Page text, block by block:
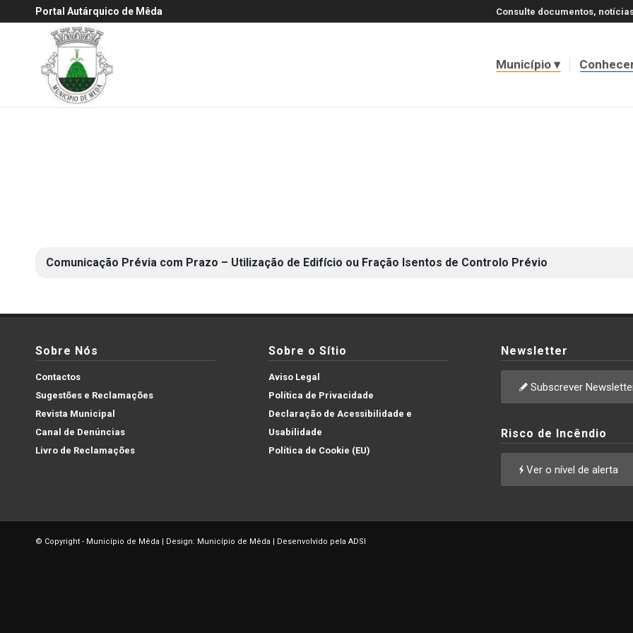
Portal Autárquico de Mêda Consulte documentos,
Município
Comunicação Prévia com Prazo – Utilização de Edifício ou Fração Isentos de Controlo Prévio
Sobre Nós
Contactos
Sugestões e Reclamações
Revista Municipal
Canal de Denúncias
Livro de Reclamações
Sobre o Sítio
Aviso Legal
Política de Privacidade
Declaração de Acessibilidade e
Usabilidade
Política de Cookie (EU)
Newsletter
Subscrever
Risco de Incêndio
Ver o nível de alerta
© Copyright - Município de Mêda | Design: Município de Mêda | Desenvolvido pela ADSI